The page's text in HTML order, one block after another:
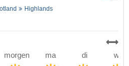
Highlands
morgen ma di wo